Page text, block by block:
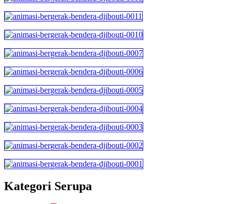
Kategori Serupa